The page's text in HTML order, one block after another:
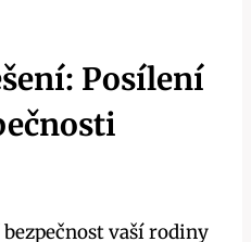
Posílení
vaší rodiny